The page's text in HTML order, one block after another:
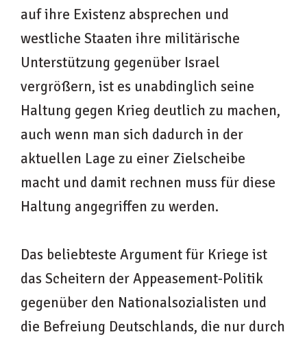
auf ihre Existenz absprechen und
westliche Staaten ihre militärische
Unterstützung gegenüber Israel
vergrößern, ist es unabdinglich seine
Haltung gegen Krieg deutlich zu machen,
auch wenn man sich dadurch in der
aktuellen Lage zu einer Zielscheibe
macht und damit rechnen muss für diese
Haltung angegriffen zu werden.
Das beliebteste Argument für Kriege ist
das Scheitern der Appeasement-Politik
gegenüber den Nationalsozialisten und
die Befreiung Deutschlands, die nur durch